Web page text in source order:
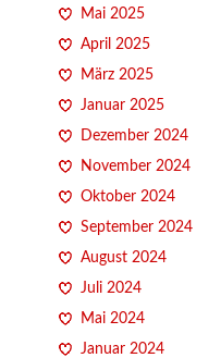
Mai 2025
April 2025
März 2025
Januar 2025
Dezember 2024
November 2024
Oktober 2024
September 2024
August 2024
Juli 2024
Mai 2024
Januar 2024